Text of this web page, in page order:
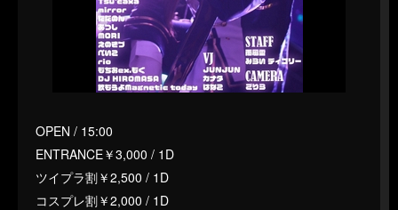
OPEN / 15:00
ENTRANCE￥3,000 / 1D
ツイプラ割￥2,500 / 1D
コスプレ割￥2,000 / 1D